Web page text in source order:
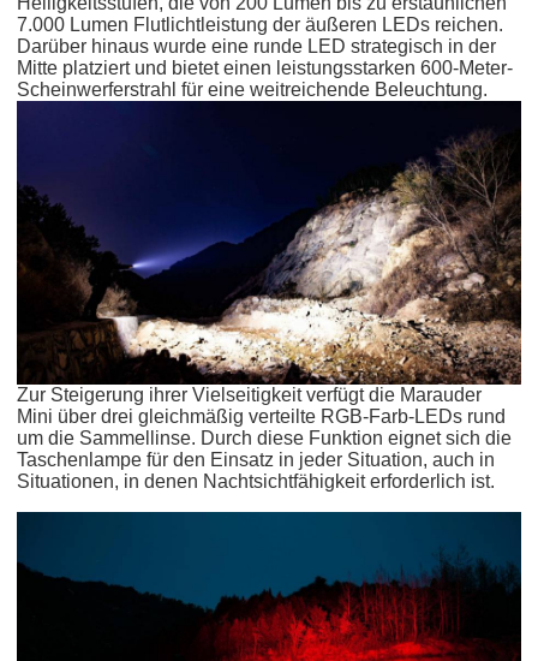
7.000 Lumen Flutlichtleistung der äußeren LEDs reichen.
Darüber hinaus wurde eine runde LED strategisch in der
Mitte platziert und bietet einen leistungsstarken 600-Meter-
Scheinwerferstrahl für eine weitreichende Beleuchtung.
Zur Steigerung ihrer Vielseitigkeit verfügt die Marauder
Mini über drei gleichmäßig verteilte RGB-Farb-LEDs rund
um die Sammellinse. Durch diese Funktion eignet sich die
Taschenlampe für den Einsatz in jeder Situation, auch in
Situationen, in denen Nachtsichtfähigkeit erforderlich ist.